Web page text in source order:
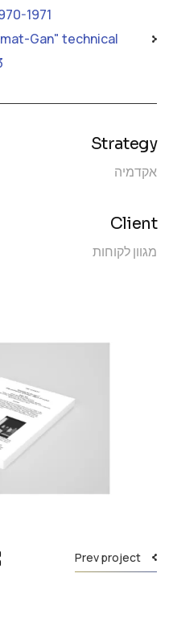
1971
Gan" technical
Strategy
אקדמיה
Client
מגוון לקוחות
Prev project